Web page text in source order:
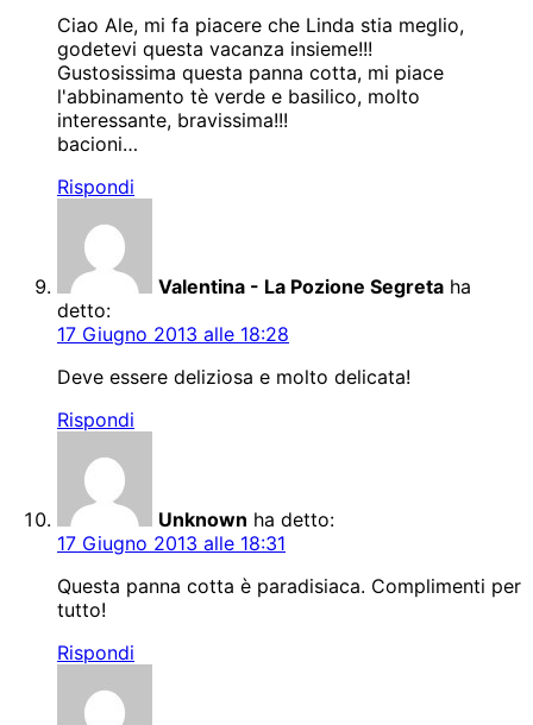
Ciao Ale, mi fa piacere che Linda stia meglio,
godetevi questa vacanza insieme!!!
Gustosissima questa panna cotta, mi piace
l'abbinamento tè verde e basilico, molto
interessante, bravissima!!!
bacioni…
Rispondi
Valentina - La Pozione Segreta ha
detto:
17 Giugno 2013 alle 18:28
Deve essere deliziosa e molto delicata!
Rispondi
Unknown ha detto:
17 Giugno 2013 alle 18:31
Questa panna cotta è paradisiaca. Complimenti per
tutto!
Rispondi